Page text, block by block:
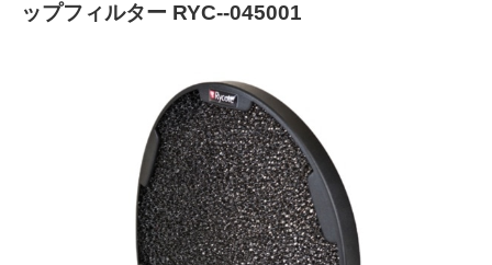
ップフィルター RYC--045001